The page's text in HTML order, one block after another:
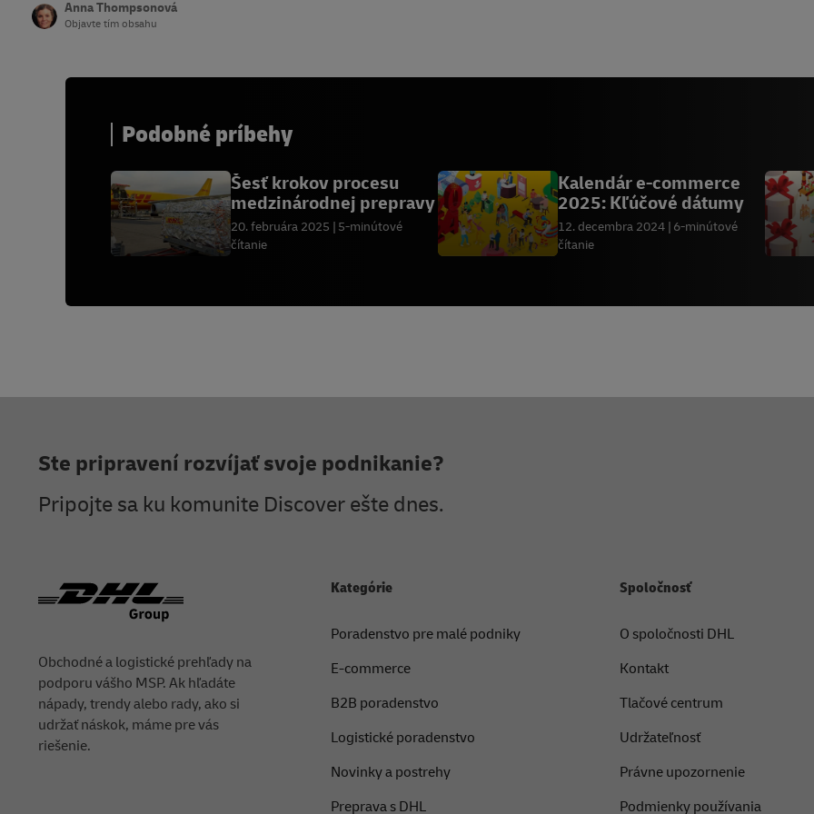
Anna Thompsonová
Objavte tím obsahu
Podobné príbehy
Šesť krokov procesu
medzinárodnej prepravy
20. februára 2025
5-minútové
čítanie
Kalendár e-commerce
2025: Kľúčové dátumy
12. decembra 2024 6-minútové
čítanie
Obchodné a logistické prehľady na
podporu vášho MSP. Ak hľadáte
nápady, trendy alebo rady, ako si
udržať náskok, máme pre vás
riešenie.
Ste pripravení rozvíjať svoje podnikanie?
Pripojte sa ku komunite Discover ešte dnes.
Kategórie
Poradenstvo pre malé podniky
E-commerce
B2B poradenstvo
Logistické poradenstvo
Novinky a postrehy
Preprava s DHL
Spoločnosť
O spoločnosti DHL
Kontakt
Tlačové centrum
Udržateľnosť
Právne upozornenie
Podmienky používania